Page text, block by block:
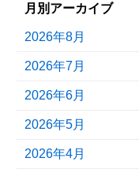
月別アーカイブ
2026年8月
2026年7月
2026年6月
2026年5月
2026年4月